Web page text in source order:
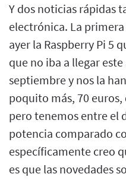
Y dos noticias rápidas
electrónica. La
ayer la Raspberry Pi 5
que no iba a llegar
septiembre y nos la
poquito más, 70
pero tenemos entre el
potencia comparado
específicamente creo
es que las novedades